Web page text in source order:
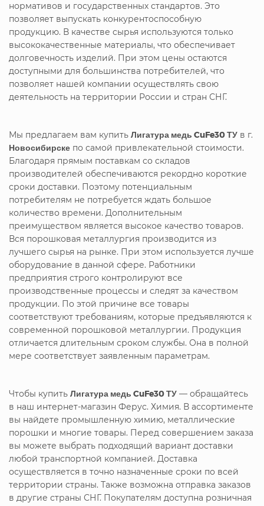
нормативов и государственных стандартов. Это
позволяет выпускать конкурентоспособную
продукцию. В качестве сырья используются только
высококачественные материалы, что обеспечивает
долговечность изделий. При этом цены остаются
доступными для большинства потребителей, что
позволяет нашей компании осуществлять свою
деятельность на территории России и стран СНГ.
Мы предлагаем вам купить Лигатура медь CuFe30 ТУ в г.
Новосибирске по самой привлекательной стоимости.
Благодаря прямым поставкам со складов
производителей обеспечиваются рекордно короткие
сроки доставки. Поэтому потенциальным
потребителям не потребуется ждать большое
количество времени. Дополнительным
преимуществом является высокое качество товаров.
Вся порошковая металлургия производится из
лучшего сырья на рынке. При этом используется лучше
оборудование в данной сфере. Работники
предприятия строго контролируют все
производственные процессы и следят за качеством
продукции. По этой причине все товары
соответствуют требованиям, которые предъявляются к
современной порошковой металлургии. Продукция
отличается длительным сроком службы. Она в полной
мере соответствует заявленным параметрам.
Чтобы купить Лигатура медь CuFe30 ТУ — обращайтесь
в наш интернет-магазин Ферус. Химия. В ассортименте
вы найдете промышленную химию, металлические
порошки и многие товары. Перед совершением заказа
вы можете выбрать подходящий вариант доставки
любой транспортной компанией. Доставка
осуществляется в точно назначенные сроки по всей
территории страны. Также возможна отправка заказов
в другие страны СНГ. Покупателям доступна розничная